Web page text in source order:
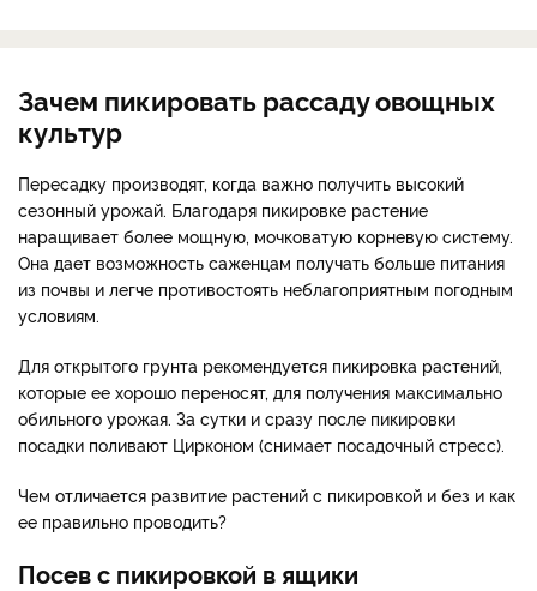
Зачем пикировать рассаду овощных
культур
Пересадку производят, когда важно получить высокий
сезонный урожай. Благодаря пикировке растение
наращивает более мощную, мочковатую корневую систему.
Она дает возможность саженцам получать больше питания
из почвы и легче противостоять неблагоприятным погодным
условиям.
Для открытого грунта рекомендуется пикировка растений,
которые ее хорошо переносят, для получения максимально
обильного урожая. За сутки и сразу после пикировки
посадки поливают Цирконом (снимает посадочный стресс).
Чем отличается развитие растений с пикировкой и без и как
ее правильно проводить?
Посев с пикировкой в ящики